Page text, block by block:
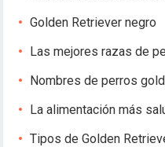
Golden Retriever negro
Las mejores razas de
Nombres de perros
La alimentación más
Tipos de Golden